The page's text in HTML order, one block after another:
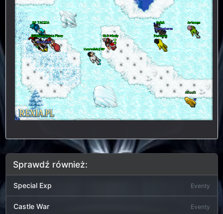
Sprawdź również:
Special Exp Eventy
Castle War Eventy